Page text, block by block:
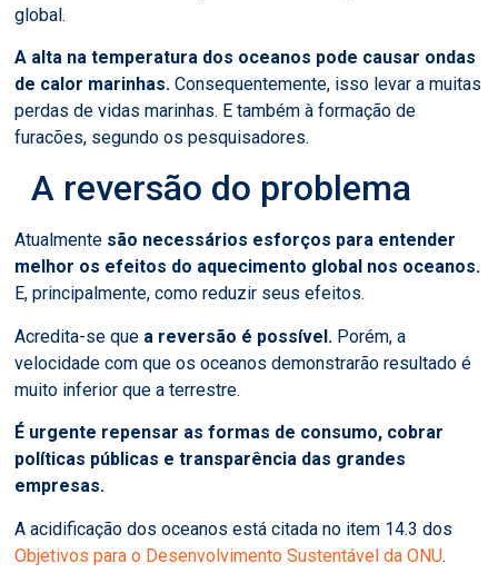
global.
A alta na temperatura dos oceanos pode causar ondas
de calor marinhas. Consequentemente, isso levar a muitas
perdas de vidas marinhas. E também à formação de
furacões, segundo os pesquisadores.
A reversão do problema
Atualmente são necessários esforços para entender
melhor os efeitos do aquecimento global nos oceanos.
E, principalmente, como reduzir seus efeitos.
Acredita-se que a reversão é possível. Porém, a
velocidade com que os oceanos demonstrarão resultado é
muito inferior que a terrestre.
É urgente repensar as formas de consumo, cobrar
políticas públicas e transparência das grandes
empresas.
A acidificação dos oceanos está citada no item 14.3 dos
Objetivos para o Desenvolvimento Sustentável da ONU.